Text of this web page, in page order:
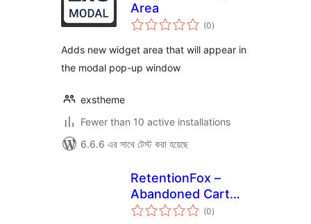
Area
(0total
ratings
)
Adds new widget area that will appear in
the modal pop-up window
exstheme
Fewer than 10 active installations
6.6.6 এর সাথে টেস্ট করা হয়েছে
RetentionFox –
Abandoned Cart
Recovery, Exit
(0total
ratings
)